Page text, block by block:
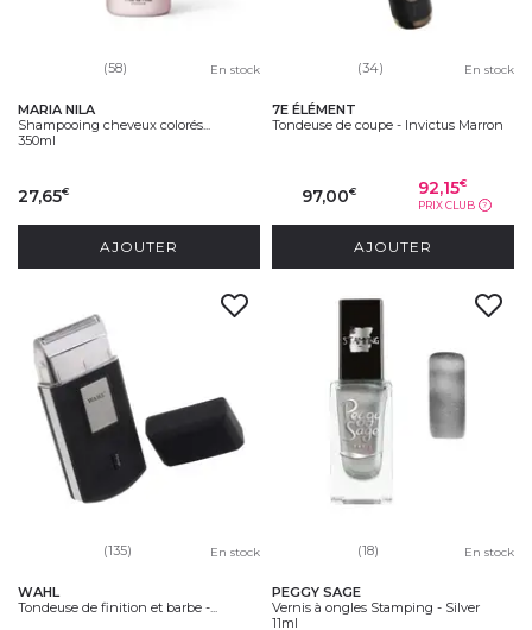
(58) En stock
MARIA NILA
Shampooing cheveux colorés...
350ml
27,65€
AJOUTER
(34) En stock
7E ÉLÉMENT
Tondeuse de coupe - Invictus Marron
97,00€ 92,15€
PRIX CLUB ?
AJOUTER
(135) En stock
WAHL
Tondeuse de finition et barbe -...
(18) En stock
PEGGY SAGE
Vernis à ongles Stamping - Silver
11ml